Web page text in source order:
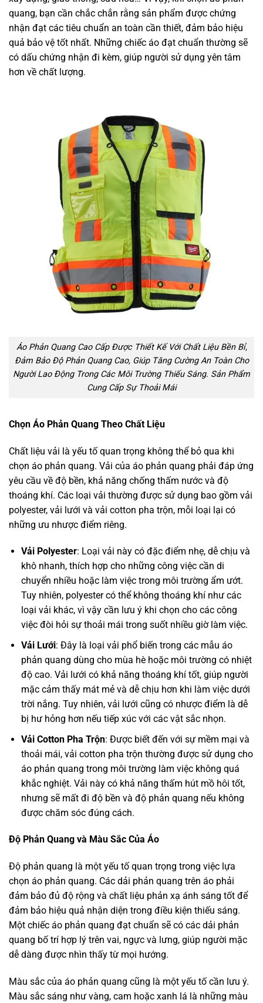
quang, bạn cần chắc chắn rằng sản phẩm được chứng
nhận đạt các tiêu chuẩn an toàn cần thiết, đảm bảo hiệu
quả bảo vệ tốt nhất. Những chiếc áo đạt chuẩn thường sẽ
có dấu chứng nhận đi kèm, giúp người sử dụng yên tâm
hơn về chất lượng.
Áo Phản Quang Cao Cấp Được Thiết Kế Với Chất Liệu Bền Bỉ,
Đảm Bảo Độ Phản Quang Cao, Giúp Tăng Cường An Toàn Cho
Người Lao Động Trong Các Môi Trường Thiếu Sáng. Sản Phẩm
Cung Cấp Sự Thoải Mái
Chọn Áo Phản Quang Theo Chất Liệu
Chất liệu vải là yếu tố quan trọng không thể bỏ qua khi
chọn áo phản quang. Vải của áo phản quang phải đáp ứng
yêu cầu về độ bền, khả năng chống thấm nước và độ
thoáng khí. Các loại vải thường được sử dụng bao gồm vải
polyester, vải lưới và vải cotton pha trộn, mỗi loại lại có
những ưu nhược điểm riêng.
Vải Polyester: Loại vải này có đặc điểm nhẹ, dễ chịu và
khô nhanh, thích hợp cho những công việc cần di
chuyển nhiều hoặc làm việc trong môi trường ẩm ướt.
Tuy nhiên, polyester có thể không thoáng khí như các
loại vải khác, vì vậy cần lưu ý khi chọn cho các công
việc đòi hỏi sự thoải mái trong suốt nhiều giờ làm việc.
Vải Lưới: Đây là loại vải phổ biến trong các mẫu áo
phản quang dùng cho mùa hè hoặc môi trường có nhiệt
độ cao. Vải lưới có khả năng thoáng khí tốt, giúp người
mặc cảm thấy mát mẻ và dễ chịu hơn khi làm việc dưới
trời nắng. Tuy nhiên, vải lưới cũng có nhược điểm là dễ
bị hư hỏng hơn nếu tiếp xúc với các vật sắc nhọn.
Vải Cotton Pha Trộn: Được biết đến với sự mềm mại và
thoải mái, vải cotton pha trộn thường được sử dụng cho
áo phản quang trong môi trường làm việc không quá
khắc nghiệt. Vải này có khả năng thấm hút mồ hôi tốt,
nhưng sẽ mất đi độ bền và độ phản quang nếu không
được chăm sóc đúng cách.
Độ Phản Quang và Màu Sắc Của Áo
Độ phản quang là một yếu tố quan trọng trong việc lựa
chọn áo phản quang. Các dải phản quang trên áo phải
đảm bảo đủ độ rộng và chất liệu phản xạ ánh sáng tốt để
đảm bảo hiệu quả nhận diện trong điều kiện thiếu sáng.
Một chiếc áo phản quang đạt chuẩn sẽ có các dải phản
quang bố trí hợp lý trên vai, ngực và lưng, giúp người mặc
dễ dàng được nhìn thấy từ mọi hướng.
Màu sắc của áo phản quang cũng là một yếu tố cần lưu ý.
Màu sắc sáng như vàng, cam hoặc xanh lá là những màu